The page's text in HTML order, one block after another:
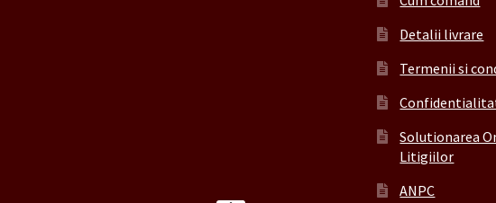
Detalii livrare
Termenii si
Solutionarea
Litigiilor
ANPC